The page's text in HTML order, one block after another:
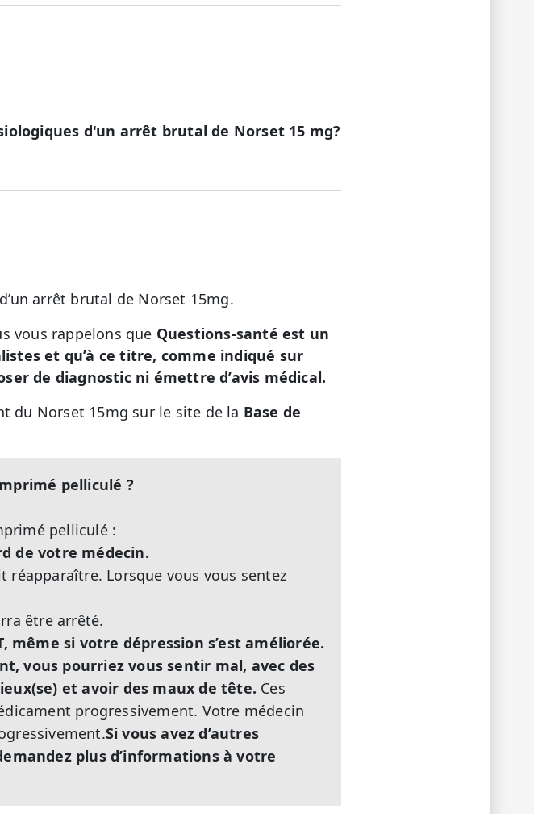
d'un arrêt brutal de Norset 15 mg?
arrêt brutal de Norset 15mg.
vous rappelons que Questions-santé est un
et qu’à ce titre, comme indiqué sur
de diagnostic ni émettre d’avis médical.
du Norset 15mg sur le site de la Base de
pelliculé ?
pelliculé :
de votre médecin.
Lorsque vous vous sentez
être arrêté.
même si votre dépression s’est améliorée.
vous pourriez vous sentir mal, avec des
et avoir des maux de tête. Ces
progressivement. Votre médecin
Si vous avez d’autres
plus d’informations à votre